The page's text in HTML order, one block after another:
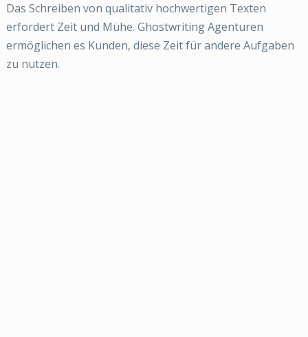
Das Schreiben von qualitativ hochwertigen Texten
erfordert Zeit und Mühe. Ghostwriting Agenturen
ermöglichen es Kunden, diese Zeit für andere Aufgaben
zu nutzen.